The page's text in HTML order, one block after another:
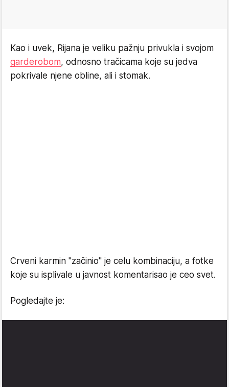
Kao i uvek, Rijana je veliku pažnju privukla i svojom
garderobom, odnosno tračicama koje su jedva
pokrivale njene obline, ali i stomak.
Crveni karmin "začinio" je celu kombinaciju, a fotke
koje su isplivale u javnost komentarisao je ceo svet.
Pogledajte je: